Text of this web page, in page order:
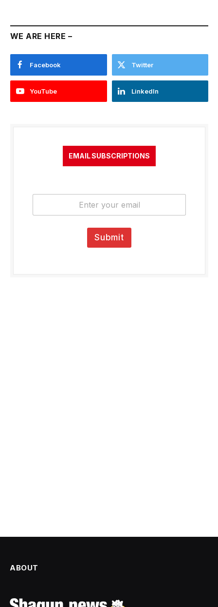
WE ARE HERE –
Facebook Twitter
YouTube LinkedIn
EMAIL SUBSCRIPTIONS
E
a
Submit
ABOUT